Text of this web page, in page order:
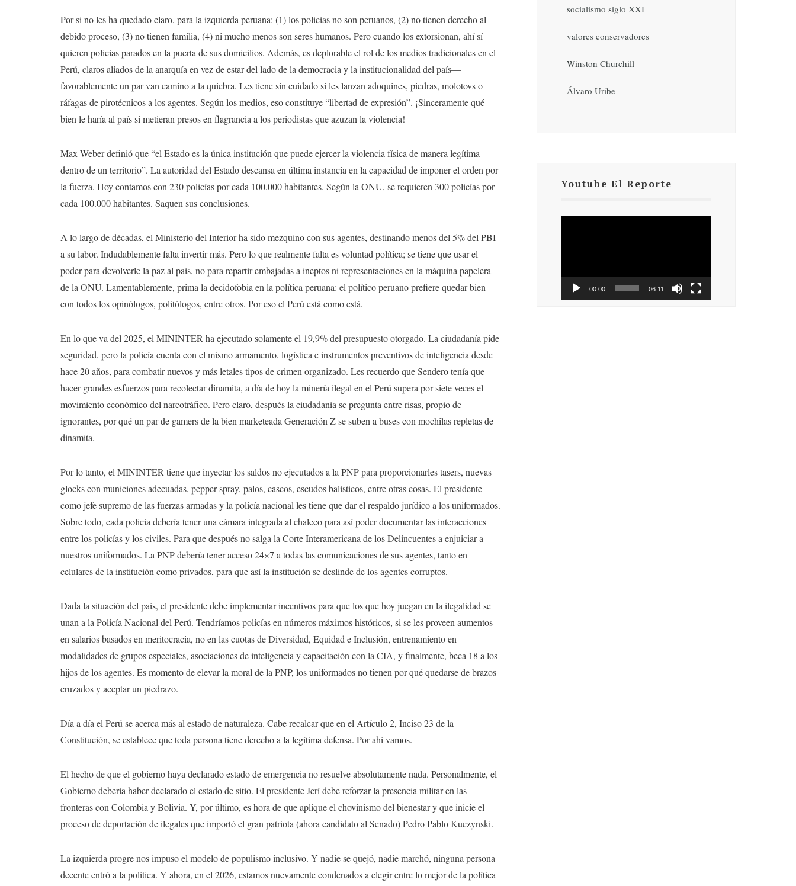
Por si no les ha quedado claro, para la izquierda peruana: (1) los policías no son peruanos, (2) no tienen derecho al
debido proceso, (3) no tienen familia, (4) ni mucho menos son seres humanos. Pero cuando los extorsionan, ahí sí
quieren policías parados en la puerta de sus domicilios. Además, es deplorable el rol de los medios tradicionales en el
Perú, claros aliados de la anarquía en vez de estar del lado de la democracia y la institucionalidad del país—
favorablemente un par van camino a la quiebra. Les tiene sin cuidado si les lanzan adoquines, piedras, molotovs o
ráfagas de pirotécnicos a los agentes. Según los medios, eso constituye “libertad de expresión”. ¡Sinceramente qué
bien le haría al país si metieran presos en flagrancia a los periodistas que azuzan la violencia!
Max Weber definió que “el Estado es la única institución que puede ejercer la violencia física de manera legítima
dentro de un territorio”. La autoridad del Estado descansa en última instancia en la capacidad de imponer el orden por
la fuerza. Hoy contamos con 230 policías por cada 100.000 habitantes. Según la ONU, se requieren 300 policías por
cada 100.000 habitantes. Saquen sus conclusiones.
A lo largo de décadas, el Ministerio del Interior ha sido mezquino con sus agentes, destinando menos del 5% del PBI
a su labor. Indudablemente falta invertir más. Pero lo que realmente falta es voluntad política; se tiene que usar el
poder para devolverle la paz al país, no para repartir embajadas a ineptos ni representaciones en la máquina papelera
de la ONU. Lamentablemente, prima la decidofobia en la política peruana: el político peruano prefiere quedar bien
con todos los opinólogos, politólogos, entre otros. Por eso el Perú está como está.
En lo que va del 2025, el MININTER ha ejecutado solamente el 19,9% del presupuesto otorgado. La ciudadanía pide
seguridad, pero la policía cuenta con el mismo armamento, logística e instrumentos preventivos de inteligencia desde
hace 20 años, para combatir nuevos y más letales tipos de crimen organizado. Les recuerdo que Sendero tenía que
hacer grandes esfuerzos para recolectar dinamita, a día de hoy la minería ilegal en el Perú supera por siete veces el
movimiento económico del narcotráfico. Pero claro, después la ciudadanía se pregunta entre risas, propio de
ignorantes, por qué un par de gamers de la bien marketeada Generación Z se suben a buses con mochilas repletas de
dinamita.
Por lo tanto, el MININTER tiene que inyectar los saldos no ejecutados a la PNP para proporcionarles tasers, nuevas
glocks con municiones adecuadas, pepper spray, palos, cascos, escudos balísticos, entre otras cosas. El presidente
como jefe supremo de las fuerzas armadas y la policía nacional les tiene que dar el respaldo jurídico a los uniformados.
Sobre todo, cada policía debería tener una cámara integrada al chaleco para así poder documentar las interacciones
entre los policías y los civiles. Para que después no salga la Corte Interamericana de los Delincuentes a enjuiciar a
nuestros uniformados. La PNP debería tener acceso 24×7 a todas las comunicaciones de sus agentes, tanto en
celulares de la institución como privados, para que así la institución se deslinde de los agentes corruptos.
Dada la situación del país, el presidente debe implementar incentivos para que los que hoy juegan en la ilegalidad se
unan a la Policía Nacional del Perú. Tendríamos policías en números máximos históricos, si se les proveen aumentos
en salarios basados en meritocracia, no en las cuotas de Diversidad, Equidad e Inclusión, entrenamiento en
modalidades de grupos especiales, asociaciones de inteligencia y capacitación con la CIA, y finalmente, beca 18 a los
hijos de los agentes. Es momento de elevar la moral de la PNP, los uniformados no tienen por qué quedarse de brazos
cruzados y aceptar un piedrazo.
Día a día el Perú se acerca más al estado de naturaleza. Cabe recalcar que en el Artículo 2, Inciso 23 de la
Constitución, se establece que toda persona tiene derecho a la legítima defensa. Por ahí vamos.
El hecho de que el gobierno haya declarado estado de emergencia no resuelve absolutamente nada. Personalmente, el
Gobierno debería haber declarado el estado de sitio. El presidente Jerí debe reforzar la presencia militar en las
fronteras con Colombia y Bolivia. Y, por último, es hora de que aplique el chovinismo del bienestar y que inicie el
proceso de deportación de ilegales que importó el gran patriota (ahora candidato al Senado) Pedro Pablo Kuczynski.
La izquierda progre nos impuso el modelo de populismo inclusivo. Y nadie se quejó, nadie marchó, ninguna persona
decente entró a la política. Y ahora, en el 2026, estamos nuevamente condenados a elegir entre lo mejor de la política
socialismo siglo XXI
valores conservadores
Winston Churchill
Álvaro Uribe
Youtube El Reporte
00:00 06:11